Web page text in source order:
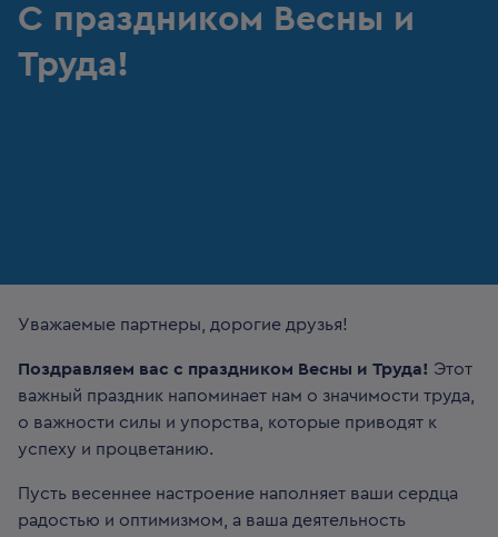
С праздником Весны и
Труда!
Уважаемые партнеры, дорогие друзья!
Поздравляем вас с праздником Весны и Труда! Этот
важный праздник напоминает нам о значимости труда,
о важности силы и упорства, которые приводят к
успеху и процветанию.
Пусть весеннее настроение наполняет ваши сердца
радостью и оптимизмом, а ваша деятельность